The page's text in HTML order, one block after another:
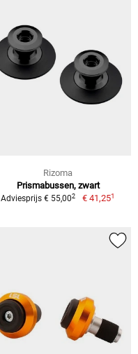
Rizoma
Prismabussen, zwart
Adviesprijs € 55,002 € 41,251